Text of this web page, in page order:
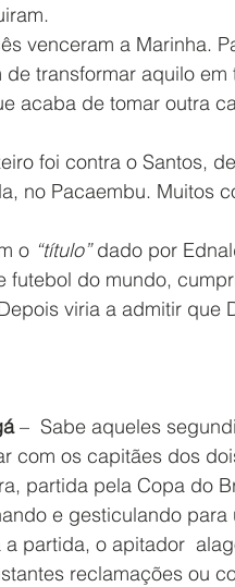
venceram a Marinha.
de transformar aquilo
acaba de tomar outra
foi contra o Santos,
no Pacaembu. Muitos
o “título” dado por
futebol do mundo,
viria a admitir que
–  Sabe aqueles
com os capitães dos
partida pela Copa do
e gesticulando
partida, o apitador
reclamações ou